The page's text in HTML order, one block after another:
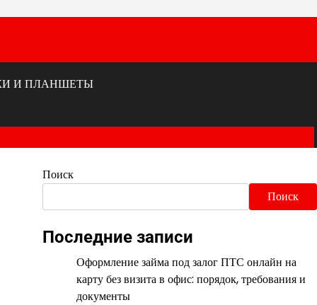
И ПЛАНШЕТЫ
Поиск
Поиск
Последние записи
Оформление займа под залог ПТС онлайн на
карту без визита в офис: порядок, требования и
документы